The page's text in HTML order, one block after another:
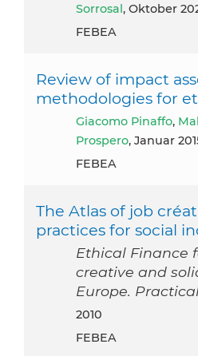
Sorrosal, Oktober
FEBEA
Review of impact
methodologies for
Giacomo Pinaffo,
Prospero, Januar
FEBEA
The Atlas of job
practices for social
Ethical Finance
creative and
Europe.
2010
FEBEA